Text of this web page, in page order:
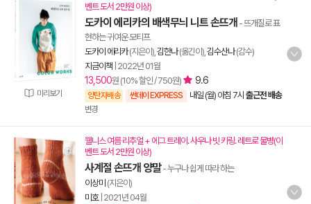
미리보기
벤트 도서 2만원 이상)
도카이 에리카의 배색무늬 니트 손뜨개 - 뜨개질로 표
현하는 귀여운 모티프
도카이 에리카(지은이), 김한나(옮긴이), 김수산나(감수)
지금이책 2022년 01월
13,500원 (10% 할인 / 750원) 9.6
양탄자배송 썬데이 EXPRESS 내일 (월) 아침 7시 출근전 배송
변경
웰니스 여름 리추얼 + 에그 트레이. 사우나 빗 키링. 레트로 물병(이
벤트 도서 2만원 이상)
사계절 손뜨개 양말- 누구나 쉽게 따라 하는
이상미 (지은이)
미호| 2021년 04월